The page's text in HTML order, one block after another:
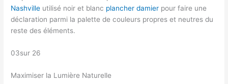
Nashville utilisé noir et blanc plancher damier pour faire une
déclaration parmi la palette de couleurs propres et neutres du
reste des éléments.
03sur 26
Maximiser la Lumière Naturelle